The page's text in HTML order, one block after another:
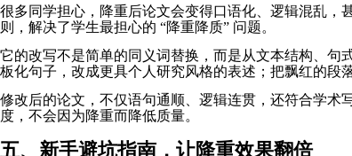
很多同学担心，降重后论文会变得口语化、逻辑混乱，
则，解决了学生最担心的 “降重降质” 问题。
它的改写不是简单的同义词替换，而是从文本结构、
板化句子，改成更具个人研究风格的表述；把飘红的段
修改后的论文，不仅语句通顺、逻辑连贯，还符合学术
度，不会因为降重而降低质量。
五、新手避坑指南，让降重效果翻倍